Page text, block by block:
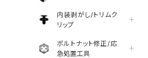
内装剥がし/トリムク
リップ
ボルトナット修正/応
急処置工具